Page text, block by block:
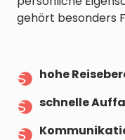
gehört besonders
hohe
schnelle